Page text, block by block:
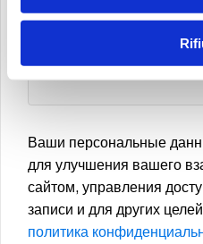
Ваши персональные
для улучшения вашего
сайтом, управления
записи и для других
политика